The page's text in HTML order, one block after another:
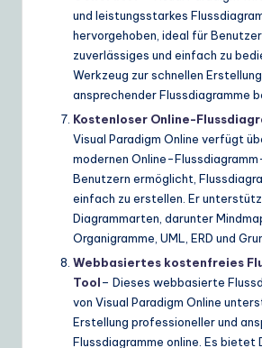
und leistungsstarkes
hervorgehoben, ideal für
zuverlässiges und einfach zu
Werkzeug zur schnellen
ansprechender Flussdiagramme
Kostenloser Online-
Visual Paradigm Online verfügt
modernen Online-
Benutzern ermöglicht,
einfach zu erstellen. Er
Diagrammarten, darunter
Organigramme, UML, ERD und
Webbasiertes kostenfreies
Tool– Dieses webbasierte
von Visual Paradigm Online
Erstellung professioneller und
Flussdiagramme online. Es